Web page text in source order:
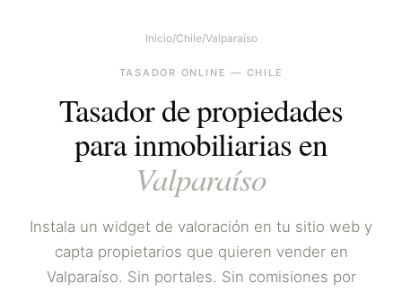
Inicio/Chile/Valparaíso
TASADOR ONLINE — CHILE
Tasador de propiedades
para inmobiliarias en
Valparaíso
Instala un widget de valoración en tu sitio web y
capta propietarios que quieren vender en
Valparaíso. Sin portales. Sin comisiones por